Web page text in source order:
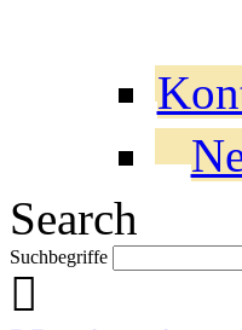
Search
Suchbegriffe